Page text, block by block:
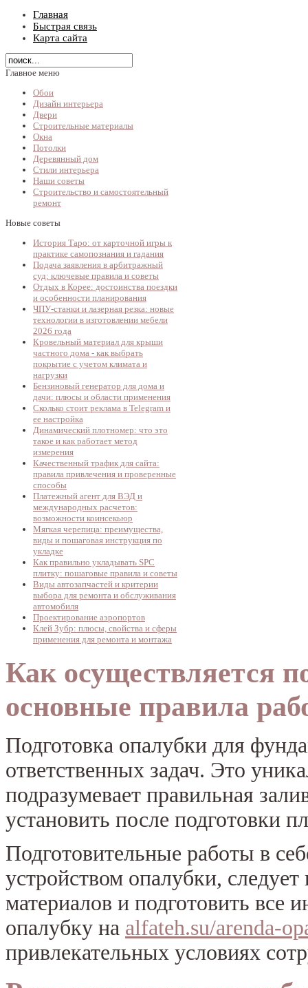
Главная
Быстрая связь
Карта сайта
Главное меню
Обои
Дизайн интерьера
Двери
Строительные материалы
Окна
Потолки
Деревянный дом
Стили интерьера
Наши советы
Строительство и самостоятельный
ремонт
Новые советы
История Таро: от карточной игры к
практике самопознания и гадания
Подача заявления в арбитражный
суд: ключевые правила и советы
Отдых в Корее: достоинства поездки
и особенности планирования
ЧПУ-станки и лазерная резка: новые
технологии в изготовлении мебели
2026 года
Кровельный материал для крыши
частного дома - как выбрать
покрытие с учетом климата и
нагрузки
Бензиновый генератор для дома и
дачи: плюсы и области применения
Сколько стоит реклама в Telegram и
ее настройка
Динамический плотномер: что это
такое и как работает метод
измерения
Качественный трафик для сайта:
правила привлечения и проверенные
способы
Платежный агент для ВЭД и
международных расчетов:
возможности коинсекьюр
Мягкая черепица: преимущества,
виды и пошаговая инструкция по
укладке
Как правильно укладывать SPC
плитку: пошаговые правила и советы
Виды автозапчастей и критерии
выбора для ремонта и обслуживания
автомобиля
Проектирование аэропортов
Клей Зубр: плюсы, свойства и сферы
применения для ремонта и монтажа
Как осуществляется
основные правила
Подготовка опалубки для
ответственных задач. Это
подразумевает правильная
установить после подготовки
Подготовительные работы в
устройством опалубки,
материалов и подготовить все
опалубку на alfateh.su/arenda-
привлекательных условиях